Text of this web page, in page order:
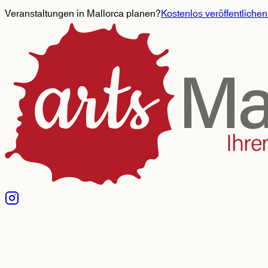
Veranstaltungen in Mallorca planen?Kostenlos veröffentlichen